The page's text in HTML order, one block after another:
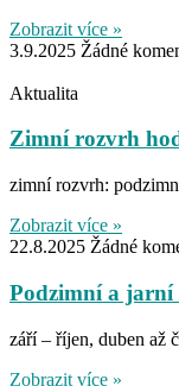
Zobrazit více »
3.9.2025 Žádné
Aktualita
Zimní rozvrh
zimní rozvrh:
Zobrazit více »
22.8.2025 Žádné
Podzimní a jarní
září – říjen, duben až
Zobrazit více »